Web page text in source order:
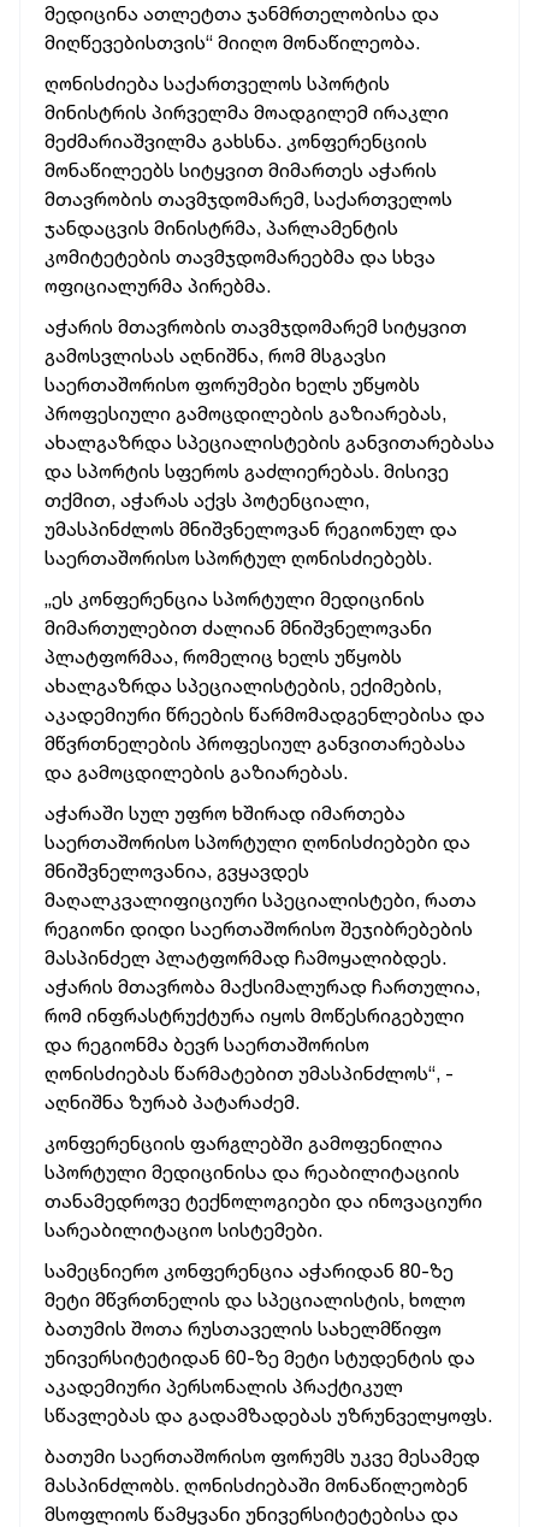
მედიცინა ათლეტთა ჯანმრთელობისა და
მიღწევებისთვის“ მიიღო მონაწილეობა.
ღონისძიება საქართველოს სპორტის
მინისტრის პირველმა მოადგილემ ირაკლი
მეძმარიაშვილმა გახსნა. კონფერენციის
მონაწილეებს სიტყვით მიმართეს აჭარის
მთავრობის თავმჯდომარემ, საქართველოს
ჯანდაცვის მინისტრმა, პარლამენტის
კომიტეტების თავმჯდომარეებმა და სხვა
ოფიციალურმა პირებმა.
აჭარის მთავრობის თავმჯდომარემ სიტყვით
გამოსვლისას აღნიშნა, რომ მსგავსი
საერთაშორისო ფორუმები ხელს უწყობს
პროფესიული გამოცდილების გაზიარებას,
ახალგაზრდა სპეციალისტების განვითარებასა
და სპორტის სფეროს გაძლიერებას. მისივე
თქმით, აჭარას აქვს პოტენციალი,
უმასპინძლოს მნიშვნელოვან რეგიონულ და
საერთაშორისო სპორტულ ღონისძიებებს.
„ეს კონფერენცია სპორტული მედიცინის
მიმართულებით ძალიან მნიშვნელოვანი
პლატფორმაა, რომელიც ხელს უწყობს
ახალგაზრდა სპეციალისტების, ექიმების,
აკადემიური წრეების წარმომადგენლებისა და
მწვრთნელების პროფესიულ განვითარებასა
და გამოცდილების გაზიარებას.
აჭარაში სულ უფრო ხშირად იმართება
საერთაშორისო სპორტული ღონისძიებები და
მნიშვნელოვანია, გვყავდეს
მაღალკვალიფიციური სპეციალისტები, რათა
რეგიონი დიდი საერთაშორისო შეჯიბრებების
მასპინძელ პლატფორმად ჩამოყალიბდეს.
აჭარის მთავრობა მაქსიმალურად ჩართულია,
რომ ინფრასტრუქტურა იყოს მოწესრიგებული
და რეგიონმა ბევრ საერთაშორისო
ღონისძიებას წარმატებით უმასპინძლოს“, -
აღნიშნა ზურაბ პატარაძემ.
კონფერენციის ფარგლებში გამოფენილია
სპორტული მედიცინისა და რეაბილიტაციის
თანამედროვე ტექნოლოგიები და ინოვაციური
სარეაბილიტაციო სისტემები.
სამეცნიერო კონფერენცია აჭარიდან 80-ზე
მეტი მწვრთნელის და სპეციალისტის, ხოლო
ბათუმის შოთა რუსთაველის სახელმწიფო
უნივერსიტეტიდან 60-ზე მეტი სტუდენტის და
აკადემიური პერსონალის პრაქტიკულ
სწავლებას და გადამზადებას უზრუნველყოფს.
ბათუმი საერთაშორისო ფორუმს უკვე მესამედ
მასპინძლობს. ღონისძიებაში მონაწილეობენ
მსოფლიოს წამყვანი უნივერსიტეტებისა და